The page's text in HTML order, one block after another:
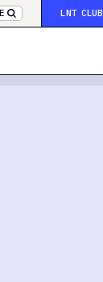
LNT CLUB